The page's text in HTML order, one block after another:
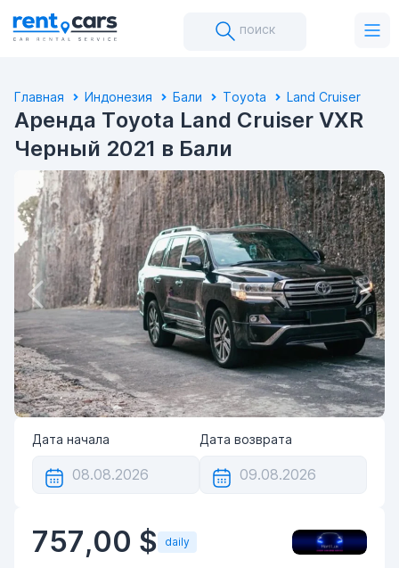
поиск
Главная Индонезия Бали Toyota Land Cruiser
Аренда Toyota Land Cruiser VXR
Черный 2021 в Бали
Дата начала Дата возврата
757,00 $ daily